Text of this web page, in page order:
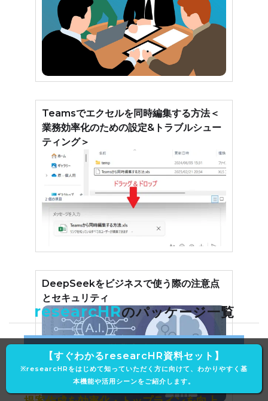
Teamsでエクセルを同時編集する方法＜
業務効率化のための設定&トラブルシュー
ティング＞
DeepSeekをビジネスで使う際の注意点
とセキュリティ
researcHRのパッケージ一覧
営業力強化
営業・提案資料を集約
【すぐわかるresearcHR資料セット】
※researcHRをはじめて知っていただく方に向けて、わかりやすく基
本機能や活用シーンをご紹介します。